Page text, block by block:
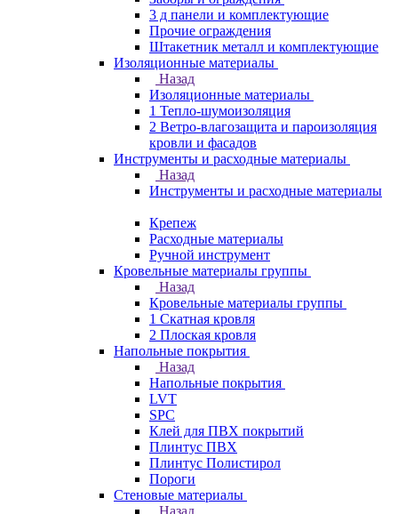
3 д панели и комплектующие
Прочие ограждения
Штакетник металл и комплектующие
Изоляционные материалы
Назад
Изоляционные материалы
1 Тепло-шумоизоляция
2 Ветро-влагозащита и пароизоляция
кровли и фасадов
Инструменты и расходные материалы
Назад
Инструменты и расходные материалы
Крепеж
Расходные материалы
Ручной инструмент
Кровельные материалы группы
Назад
Кровельные материалы группы
1 Скатная кровля
2 Плоская кровля
Напольные покрытия
Назад
Напольные покрытия
LVT
SPC
Клей для ПВХ покрытий
Плинтус ПВХ
Плинтус Полистирол
Пороги
Стеновые материалы
Назад